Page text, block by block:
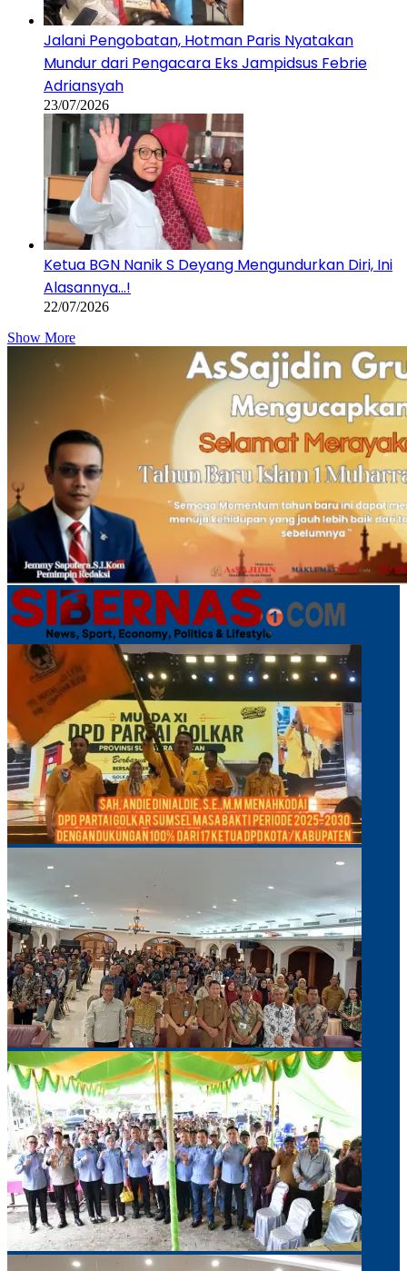
Jalani Pengobatan, Hotman Paris Nyatakan
Mundur dari Pengacara Eks Jampidsus Febrie
Adriansyah
23/07/2026
Ketua BGN Nanik S Deyang Mengundurkan Diri, Ini
Alasannya…!
22/07/2026
Show More